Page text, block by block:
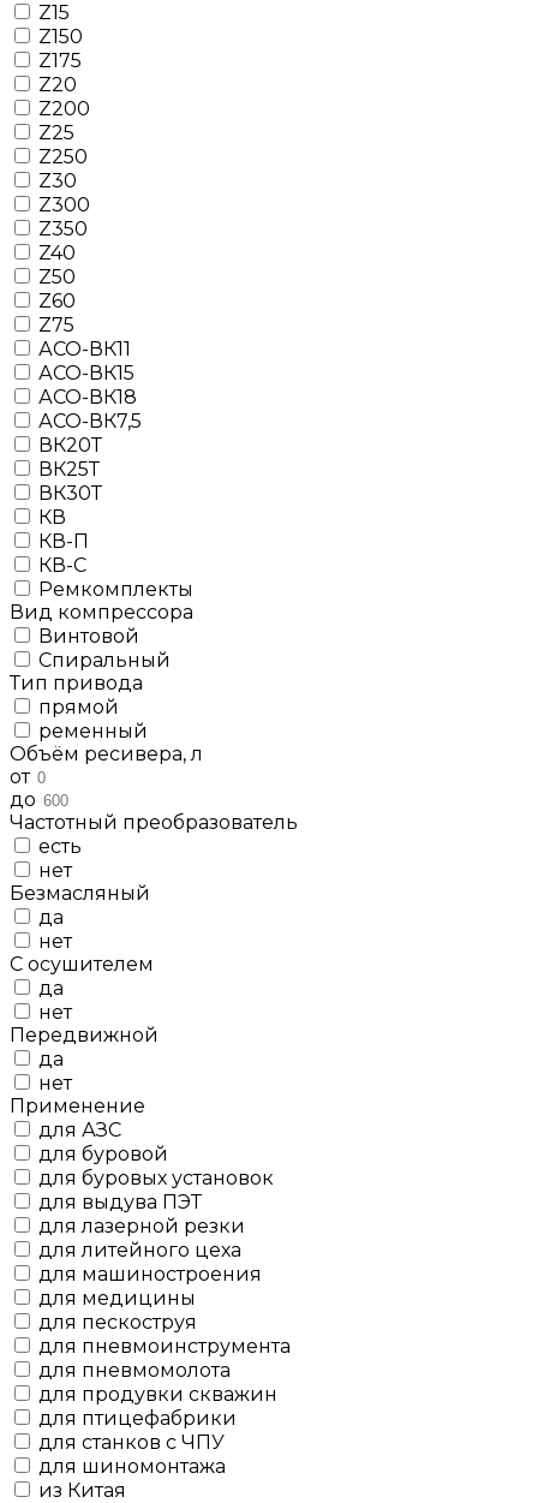
Z15
Z150
Z175
Z20
Z200
Z25
Z250
Z30
Z300
Z350
Z40
Z50
Z60
Z75
АСО-ВК11
АСО-ВК15
АСО-ВК18
АСО-ВК7,5
ВК20Т
ВК25Т
ВК30Т
КВ
КВ-П
КВ-С
Ремкомплекты
Вид компрессора
Винтовой
Спиральный
Тип привода
прямой
ременный
Объём ресивера, л
от
до
Частотный преобразователь
есть
нет
Безмасляный
да
нет
С осушителем
да
нет
Передвижной
да
нет
Применение
для АЗС
для буровой
для буровых установок
для выдува ПЭТ
для лазерной резки
для литейного цеха
для машиностроения
для медицины
для пескоструя
для пневмоинструмента
для пневмомолота
для продувки скважин
для птицефабрики
для станков с ЧПУ
для шиномонтажа
из Китая